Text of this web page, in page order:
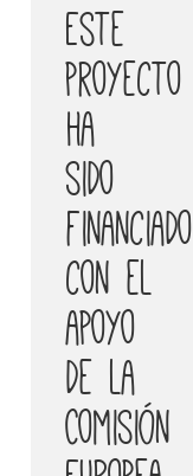
Este
proyecto
ha
sido
financiado
con el
apoyo
de la
Comisión